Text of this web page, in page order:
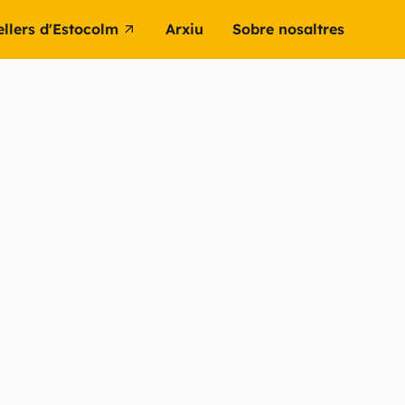
d'Estocolm Arxiu Sobre nosaltres